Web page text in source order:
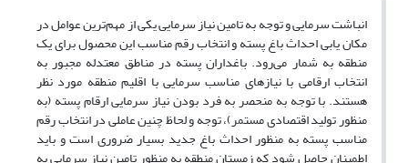
انباشت سرمایی و توجه به تامین نیاز سرمایی یکی از مهم‌ترین عوامل در
مکان یابی احداث باغ پسته و انتخاب رقم مناسب این محصول برای یک
منطقه به شمار می‌رود. باغداران پسته در مناطق معتدله مجبور به
انتخاب ارقامی با نیازهای مناسب سرمایی با اقلیم منطقه مورد نظر
هستند. با توجه به منحصر به فرد بودن نیاز سرمایی ارقام پسته (به
منظور تولید اقتصادی مستمر)، توجه و لحاظ چنین عاملی در انتخاب رقم
مناسب پسته به منظور احداث باغ جدید بسیار ضروری است و باید